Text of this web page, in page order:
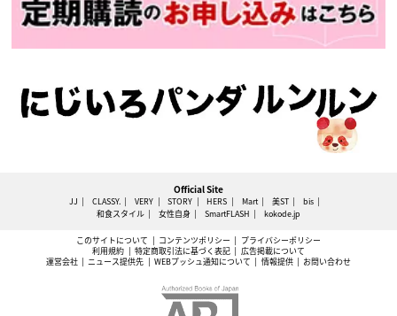
Official Site
JJ CLASSY. VERY STORY HERS Mart 美ST
bis
和食スタイル
女性自身 SmartFLASH kokode.jp
このサイトについて コンテンツポリシー
プライバシーポリシー
利用規約
特定商取引法に基づく表記
広告掲載について
運営会社
ニュース提供先 WEBプッシュ通知について 情報提供 お問い合わせ